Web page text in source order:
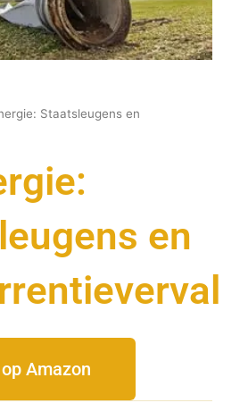
Staatsleugens en
en
Amazon